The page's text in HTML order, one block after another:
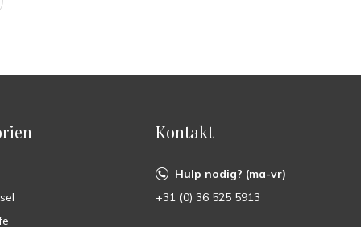
Kontakt
Hulp nodig? (ma-vr)
+31 (0) 36 525 5913